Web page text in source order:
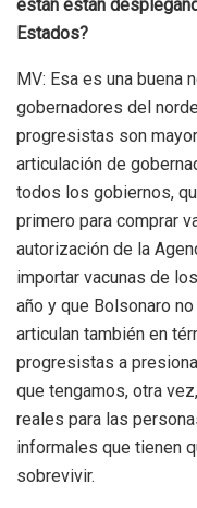
están están
Estados?
MV: Esa es una buena
gobernadores del
progresistas son
articulación de
todos los gobiernos,
primero para comprar
autorización de la
importar vacunas de
año y que Bolsonaro
articulan también en
progresistas a
que tengamos, otra
reales para las
informales que tienen
sobrevivir.